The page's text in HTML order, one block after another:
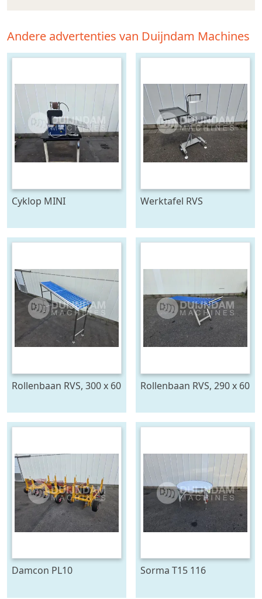
Andere advertenties van Duijndam Machines
Cyklop MINI
Werktafel RVS
Rollenbaan RVS, 300 x 60
Rollenbaan RVS, 290 x 60
Damcon PL10
Sorma T15 116